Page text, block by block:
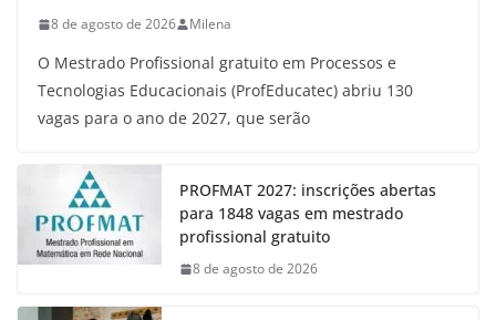
8 de agosto de 2026 Milena
O Mestrado Profissional gratuito em Processos e
Tecnologias Educacionais (ProfEducatec) abriu 130
vagas para o ano de 2027, que serão
PROFMAT 2027: inscrições abertas
para 1848 vagas em mestrado
profissional gratuito
8 de agosto de 2026